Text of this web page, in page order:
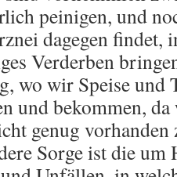
peinigen, und
dagegen findet,
Verderben
wo wir Speise
und bekommen,
genug
Sorge ist die